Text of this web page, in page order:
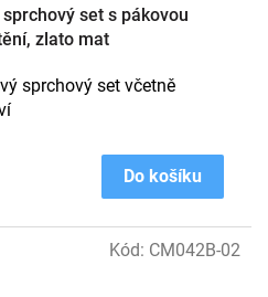
set s pákovou
zlato mat
Do košíku
sprchový set včetně
Kód: CM042B-02